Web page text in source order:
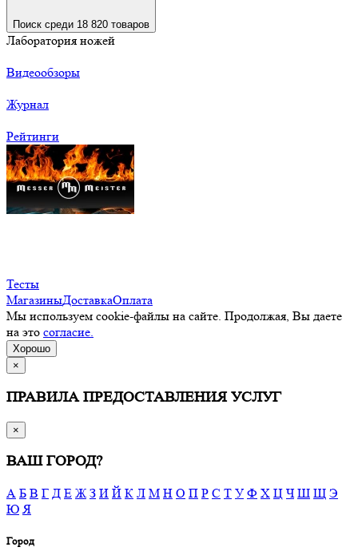
Поиск среди 18 820 товаров
Лаборатория ножей
Видеообзоры
Журнал
Рейтинги
Тесты
МагазиныДоставкаОплата
Мы используем cookie-файлы на сайте. Продолжая, Вы даете
на это согласие.
Хорошо
×
ПРАВИЛА ПРЕДОСТАВЛЕНИЯ УСЛУГ
×
ВАШ ГОРОД?
А Б В Г Д Е Ж З И Й К Л М Н О П Р С Т У Ф Х Ц Ч Ш Щ Э
Ю Я
Город